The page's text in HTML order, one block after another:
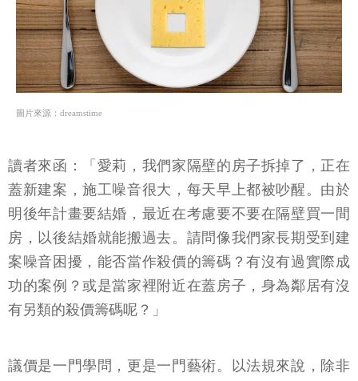
圖片來源：dreamstime
讀者來函：「愛莉，我們家隔壁的房子拆掉了，正在
蓋新建案，施工噪音很大，每天早上都被吵醒。由於
明後年計畫要結婚，最近在考慮要不要在隔壁買一間
房，以後結婚就能搬過去。請問像我們家長期受到建
案噪音困擾，能否當作殺價的籌碼？有沒有過實際成
功的案例？或是當家裡附近在蓋房子，身為鄰居有沒
有另類的殺價籌碼呢？」
議價是一門學問，更是一門藝術。以法規來說，除非